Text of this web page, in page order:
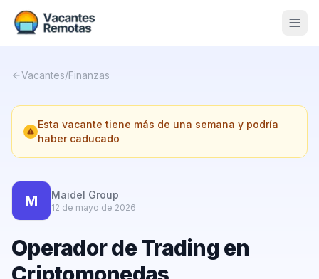
Nosotros
Contacto
Calculadora Freelance
Vacantes/Finanzas
Esta vacante tiene más de una semana y podría
haber caducado
M Maidel Group
12 de mayo de 2026
Operador de Trading en